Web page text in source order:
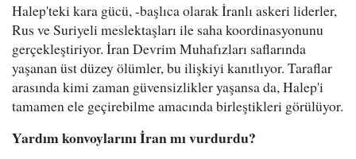
Halep'teki kara gücü, -başlıca olarak İranlı askeri liderler,
Rus ve Suriyeli meslektaşları ile saha koordinasyonunu
gerçekleştiriyor. İran Devrim Muhafızları saflarında
yaşanan üst düzey ölümler, bu ilişkiyi kanıtlıyor. Taraflar
arasında kimi zaman güvensizlikler yaşansa da, Halep'i
tamamen ele geçirebilme amacında birleştikleri görülüyor.
Yardım konvoylarını İran mı vurdurdu?